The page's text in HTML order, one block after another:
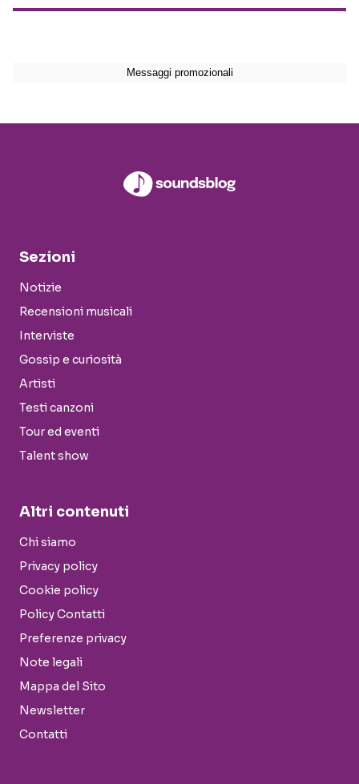
Sezioni
Notizie
Recensioni musicali
Interviste
Gossip e curiosità
Artisti
Testi canzoni
Tour ed eventi
Talent show
Altri contenuti
Chi siamo
Privacy policy
Cookie policy
Policy Contatti
Preferenze privacy
Note legali
Mappa del Sito
Newsletter
Contatti